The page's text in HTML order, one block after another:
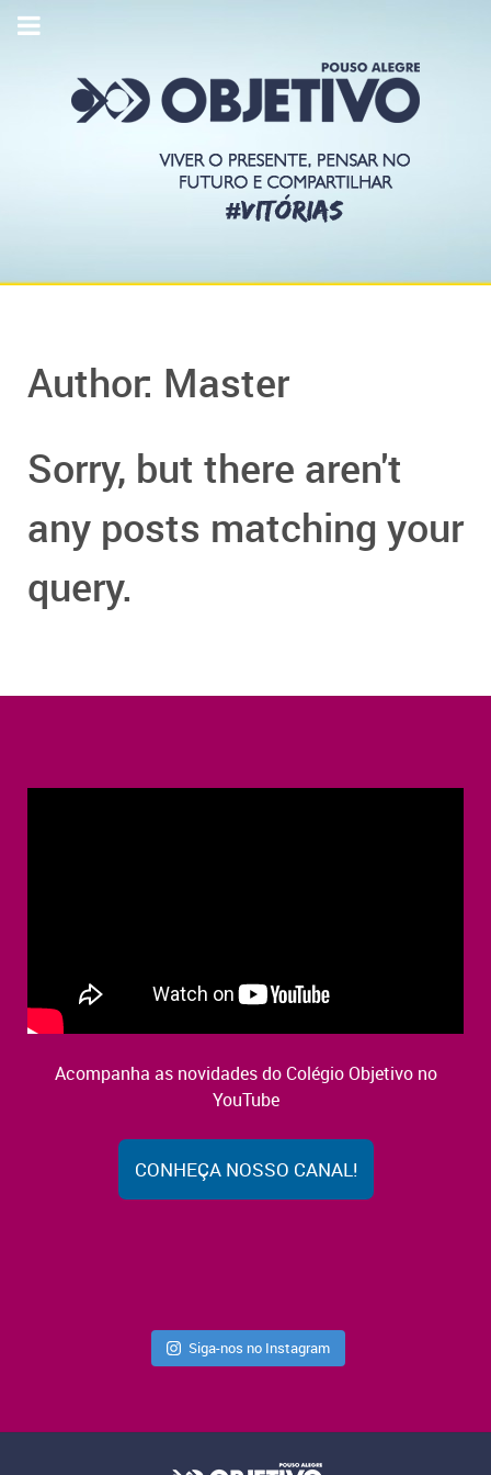
Author: Master
Sorry, but there aren't
any posts matching your
query.
Acompanha as novidades do Colégio Objetivo no
YouTube
CONHEÇA NOSSO CANAL!
Siga-nos no Instagram